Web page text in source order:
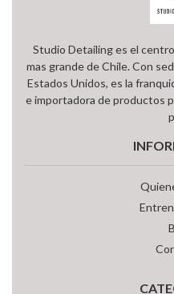
Studio Detailing es el
mas grande de Chile. Con
Estados Unidos, es la
e importadora de productos